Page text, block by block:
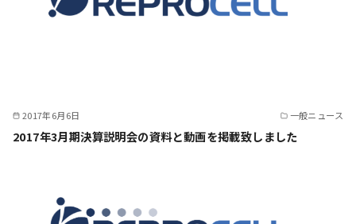
2017年6月6日 一般ニュース
2017年3月期決算説明会の資料と動画を掲載致しました